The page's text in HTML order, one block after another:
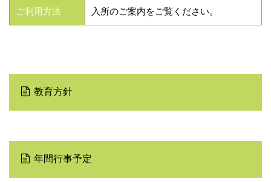
ご利用方法 入所のご案内をご覧ください。
教育方針
年間行事予定